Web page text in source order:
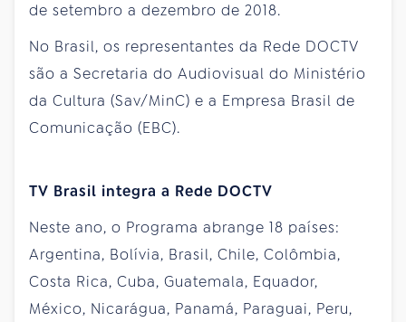
de setembro a dezembro de 2018.
No Brasil, os representantes da Rede DOCTV
são a Secretaria do Audiovisual do Ministério
da Cultura (Sav/MinC) e a Empresa Brasil de
Comunicação (EBC).
TV Brasil integra a Rede DOCTV
Neste ano, o Programa abrange 18 países:
Argentina, Bolívia, Brasil, Chile, Colômbia,
Costa Rica, Cuba, Guatemala, Equador,
México, Nicarágua, Panamá, Paraguai, Peru,